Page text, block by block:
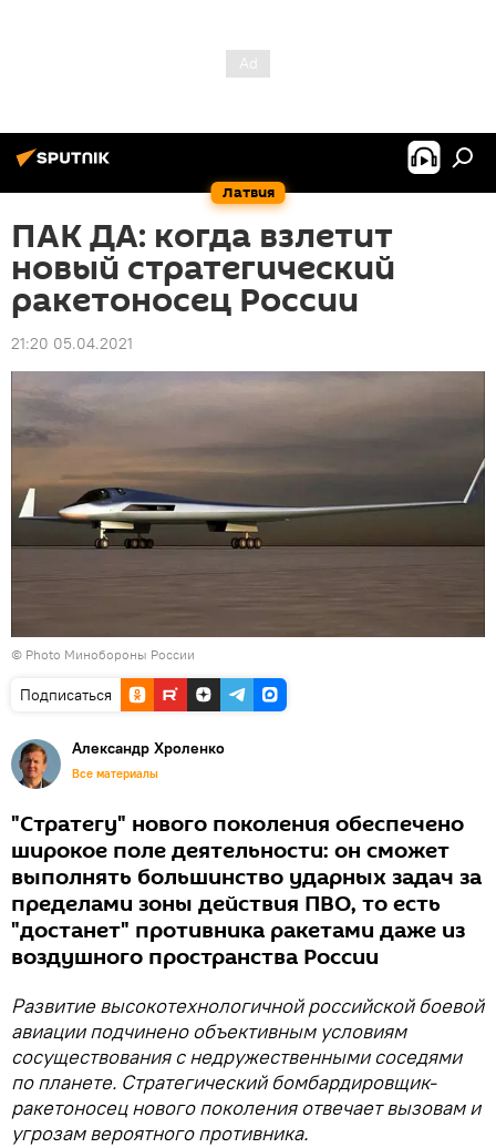
Латвия
ПАК ДА: когда взлетит
новый стратегический
ракетоносец России
21:20 05.04.2021
© Photo Минобороны России
Подписаться
Александр Хроленко
Все материалы
"Стратегу" нового поколения обеспечено
широкое поле деятельности: он сможет
выполнять большинство ударных задач за
пределами зоны действия ПВО, то есть
"достанет" противника ракетами даже из
воздушного пространства России
Развитие высокотехнологичной российской боевой
авиации подчинено объективным условиям
сосуществования с недружественными соседями
по планете. Стратегический бомбардировщик-
ракетоносец нового поколения отвечает вызовам и
угрозам вероятного противника.